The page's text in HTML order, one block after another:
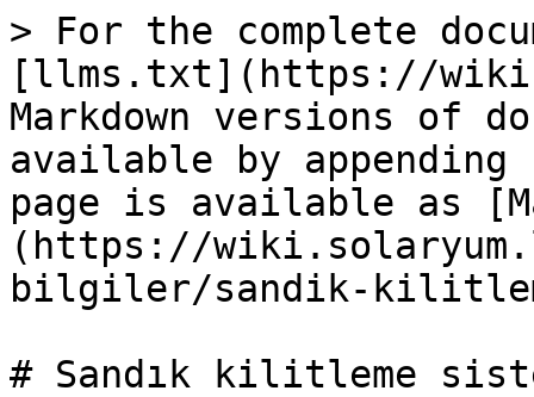
> For the complete
[llms.txt](https://
Markdown versions of
available by
page is available as
(https://
bilgiler/sandik-
# Sandık kilitleme